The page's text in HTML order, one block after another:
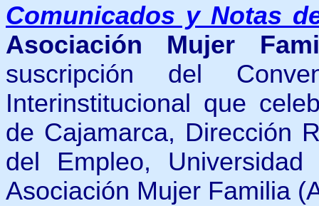
Comunicados y Notas
Asociación Mujer
suscripción del
Interinstitucional que
de Cajamarca, Dirección
del Empleo,
Asociación Mujer Familia